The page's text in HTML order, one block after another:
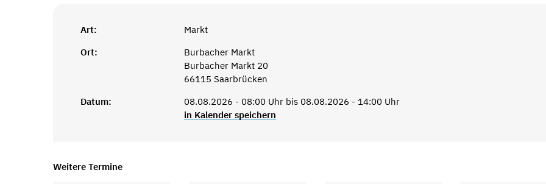
Art:
Markt
Ort:
Burbacher Markt
Burbacher Markt 20
66115 Saarbrücken
Datum:
08.08.2026 - 08:00 Uhr bis 08.08.2026 - 14:00 Uhr
in Kalender speichern
Weitere Termine